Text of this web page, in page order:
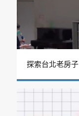
探索台北老房子